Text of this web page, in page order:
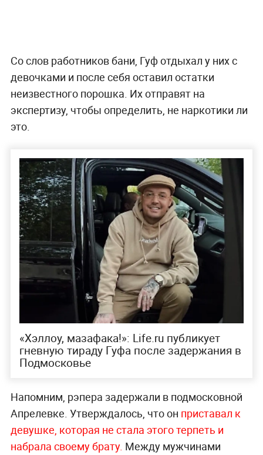
Со слов работников бани, Гуф отдыхал у них с
девочками и после себя оставил остатки
неизвестного порошка. Их отправят на
экспертизу, чтобы определить, не наркотики ли
это.
«Хэллоу, мазафака!»: Life.ru публикует
гневную тираду Гуфа после задержания в
Подмосковье
Напомним, рэпера задержали в подмосковной
Апрелевке. Утверждалось, что он приставал к
девушке, которая не стала этого терпеть и
набрала своему брату. Между мужчинами